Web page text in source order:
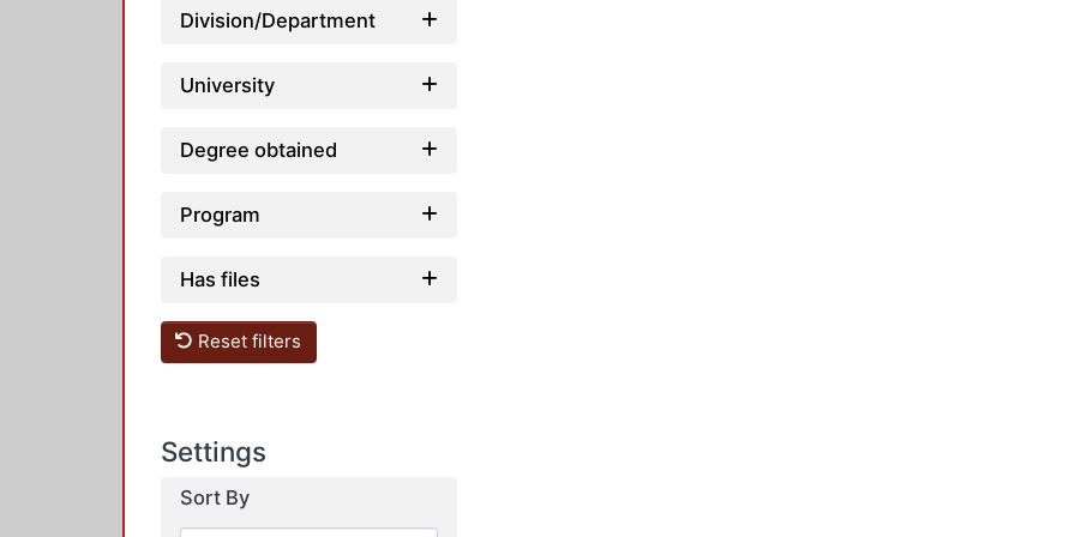
Division/Department
University
Degree obtained
Program
Has files
Reset filters
Settings
Sort By